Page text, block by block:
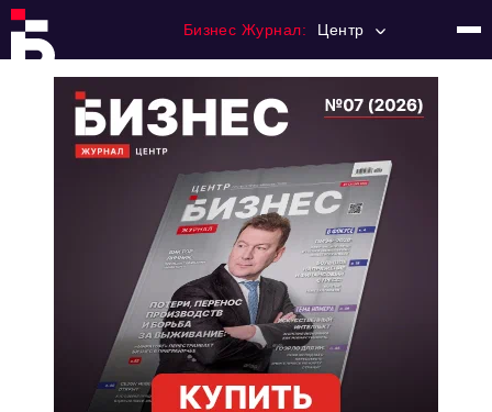
Бизнес Журнал: Центр
Регулирование
Премия "Тульский Бизнес"